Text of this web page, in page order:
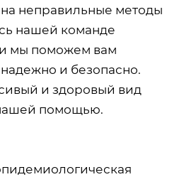
неправильные методы
нашей команде
мы поможем вам
и безопасно.
и здоровый вид
помощью.